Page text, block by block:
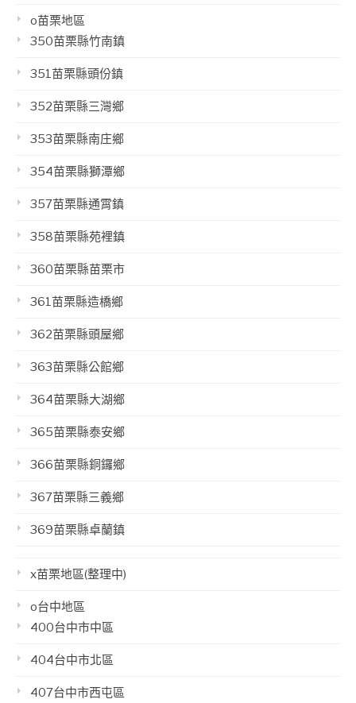
o苗栗地區
350苗栗縣竹南鎮
351苗栗縣頭份鎮
352苗栗縣三灣鄉
353苗栗縣南庄鄉
354苗栗縣獅潭鄉
357苗栗縣通霄鎮
358苗栗縣苑裡鎮
360苗栗縣苗栗市
361苗栗縣造橋鄉
362苗栗縣頭屋鄉
363苗栗縣公館鄉
364苗栗縣大湖鄉
365苗栗縣泰安鄉
366苗栗縣銅鑼鄉
367苗栗縣三義鄉
369苗栗縣卓蘭鎮
x苗栗地區(整理中)
o台中地區
400台中市中區
404台中市北區
407台中市西屯區